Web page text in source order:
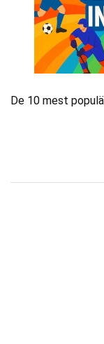
De 10 mest